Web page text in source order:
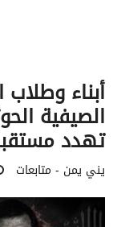
أبناء
الصيفية
تهدد
يني يمن - متابعات